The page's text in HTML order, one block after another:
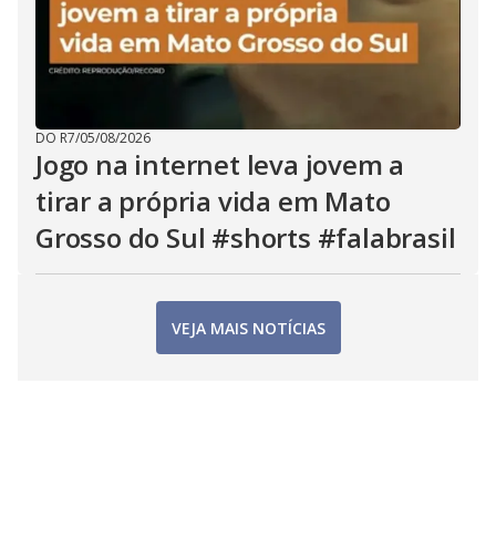
DO R7/05/08/2026
Jogo na internet leva jovem a
tirar a própria vida em Mato
Grosso do Sul #shorts #falabrasil
VEJA MAIS NOTÍCIAS